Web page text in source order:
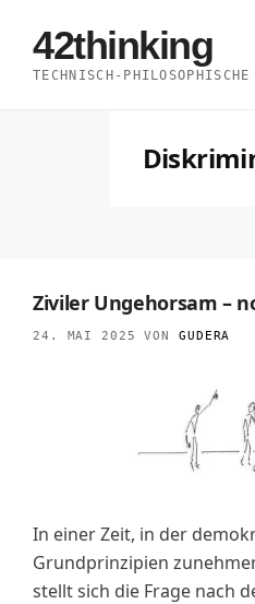
Inhalt
springen
42thinking
TECHNISCH-PHILOSOPHISCHE
Ziviler Ungehorsam –
24. MAI 2025 VON GUDERA
In einer Zeit, in der
Grundprinzipien
stellt sich die Frage nach